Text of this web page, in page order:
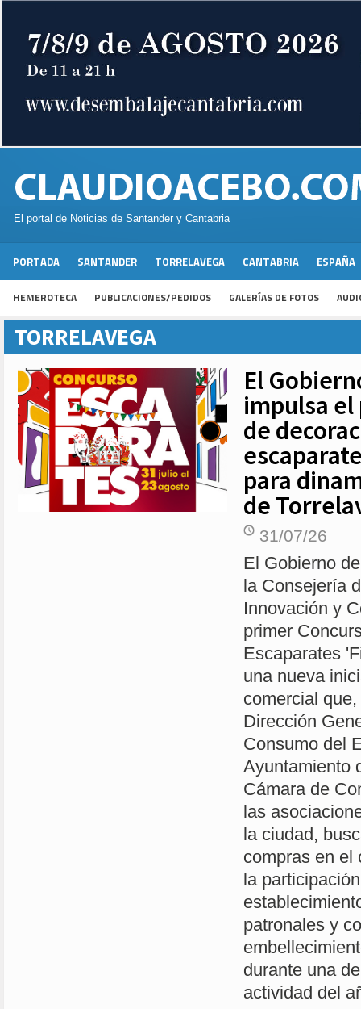
El portal de Noticias de Santander y Cantabria
PORTADA SANTANDER TORRELAVEGA CANTABRIA ESPAÑA
HEMEROTECA PUBLICACIONES/PEDIDOS GALERÍAS DE FOTOS
TORRELAVEGA
El
impulsa
de
para
de
31/07/26
El Gobierno
la Consejería
Innovación y
primer
Escaparates
una nueva
comercial
Dirección
Consumo del
Ayuntamiento
Cámara de
las
la ciudad,
compras en el
la
patronales y
durante una
actividad del